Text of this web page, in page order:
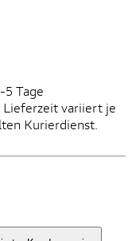
Tage
Lieferzeit variiert je
Kurierdienst.